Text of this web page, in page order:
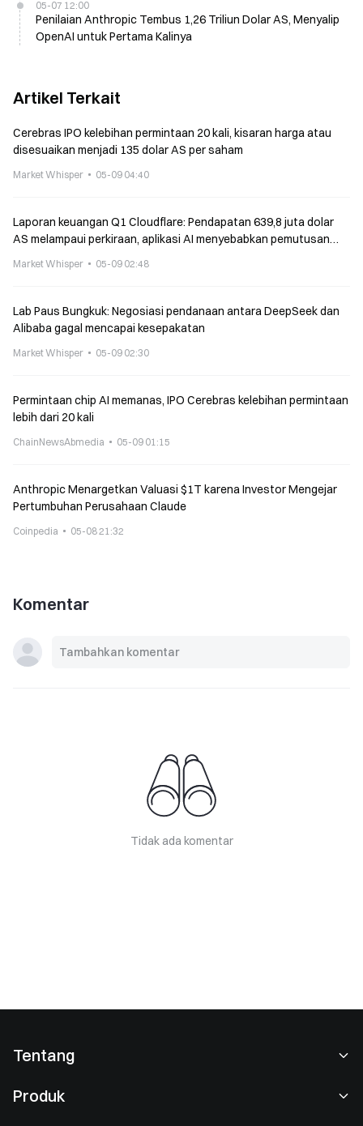
05-07 12:00
Penilaian Anthropic Tembus 1,26 Triliun Dolar AS, Menyalip
OpenAI untuk Pertama Kalinya
Artikel Terkait
Cerebras IPO kelebihan permintaan 20 kali, kisaran harga atau
disesuaikan menjadi 135 dolar AS per saham
Market Whisper 05-09 04:40
Laporan keuangan Q1 Cloudflare: Pendapatan 639,8 juta dolar
AS melampaui perkiraan, aplikasi AI menyebabkan pemutusan
Market Whisper 05-09 02:48
Lab Paus Bungkuk: Negosiasi pendanaan antara DeepSeek dan
Alibaba gagal mencapai kesepakatan
Market Whisper 05-09 02:30
Permintaan chip AI memanas, IPO Cerebras kelebihan permintaan
lebih dari 20 kali
ChainNewsAbmedia 05-09 01:15
Anthropic Menargetkan Valuasi $1T karena Investor Mengejar
Pertumbuhan Perusahaan Claude
Coinpedia 05-08 21:32
Komentar
Tidak ada komentar
Tentang
Produk